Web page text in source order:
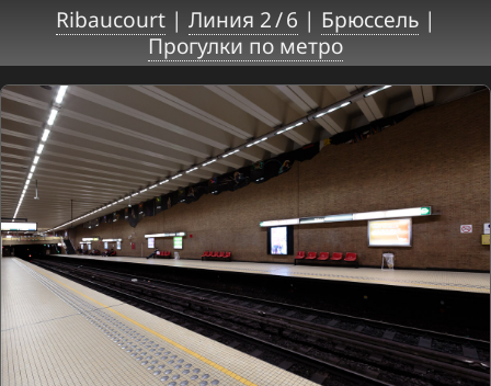
Ribaucourt| Линия 2 / 6 | Брюссель|
Прогулки по метро